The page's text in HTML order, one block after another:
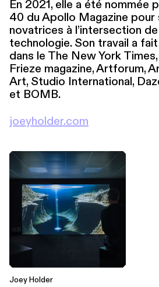
En 2021, elle a été nommée
40 du Apollo Magazine
novatrices à l’intersection
technologie. Son travail a fait
dans le The New York
Frieze magazine, Artforum,
Art, Studio Inter­na­tion­al,
et BOMB.
joeyholder​.com
Joey Holder